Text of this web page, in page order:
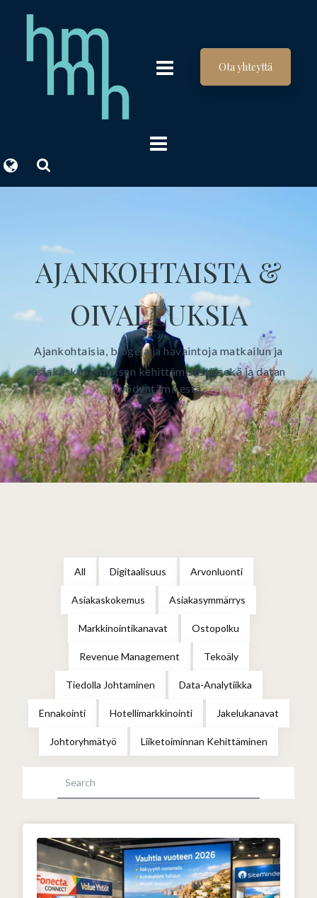
Ota yhteyttä
AJANKOHTAISTA &
OIVALLUKSIA
Ajankohtaisia, blogeja ja havaintoja matkailun ja
asiakaskokemuksen kehittämisestä sekä ja datan
hyödyntämisestä.
All Digitaalisuus Arvonluonti
Asiakaskokemus Asiakasymmärrys
Markkinointikanavat Ostopolku
Revenue Management Tekoäly
Tiedolla Johtaminen Data-Analytiikka
Ennakointi Hotellimarkkinointi Jakelukanavat
Johtoryhmätyö Liiketoiminnan Kehittäminen